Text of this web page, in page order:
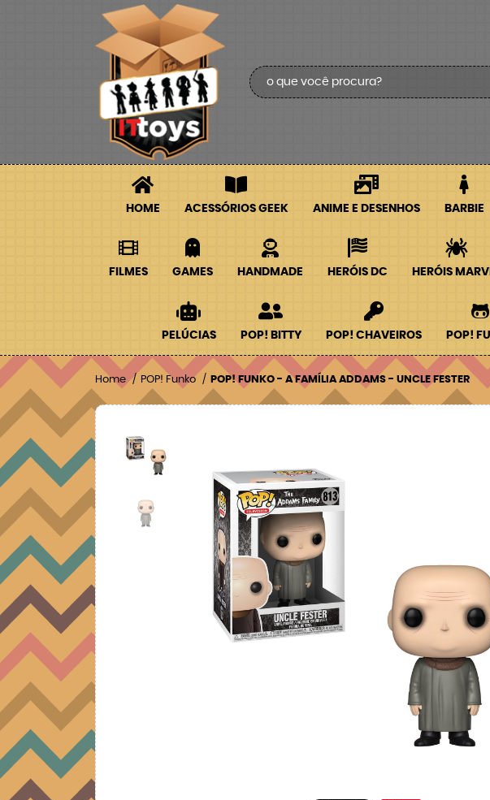
HOME ACESSÓRIOS GEEK ANIME E DESENHOS BARBIE
FILMES GAMES HANDMADE HERÓIS DC HERÓIS
PELÚCIAS POP! BITTY POP! CHAVEIROS POP!
Home POP! Funko POP! FUNKO - A FAMÍLIA ADDAMS - UNCLE FESTER